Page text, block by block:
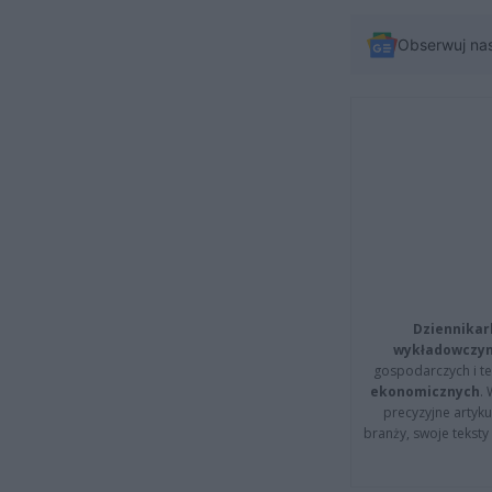
Obserwuj
gospodarczych i
ekonomicznych.
precyzyjne
branży, swoje